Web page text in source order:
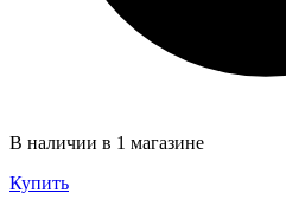
В наличии в 1 магазине
Купить